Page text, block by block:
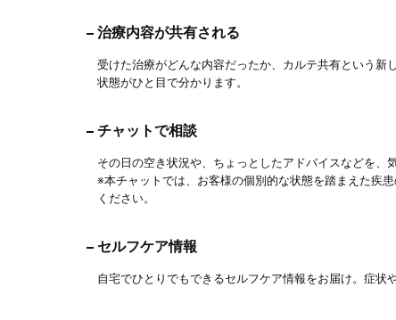
治療内容が共有される
受けた治療がどんな内容だったか、カルテ共有という
状態がひと目で分かります。
チャットで相談
その日の空き状況や、ちょっとしたアドバイスなどを、
※本チャットでは、お客様の個別的な状態を踏まえた疾
ください。
セルフケア情報
自宅でひとりでもできるセルフケア情報をお届け。症状